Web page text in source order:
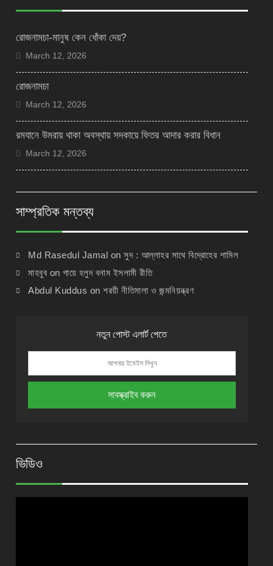
রোজনামচা-মানুষ কেন ধোঁকা দেয়?
March 12, 2026
রোজনামচা
March 12, 2026
রমযানে উমরায় থাকা অবস্থায় সদকায়ে ফিতর আদার করার বিধান
March 12, 2026
সাম্প্রতিক মন্তব্য
Md Rasedul Jamal onসুদ : আল্লাহর সাথে বিদ্রোহের শামিল
মাহবুব onগায়ে হলুদ বনাম ইসলামী রীতি
Abdul Kuddus onশরয়ী নীতিমালা ও জন্মনিয়ন্ত্রণ
নতুন পোস্ট এলার্ট পেতে
ভিডিও